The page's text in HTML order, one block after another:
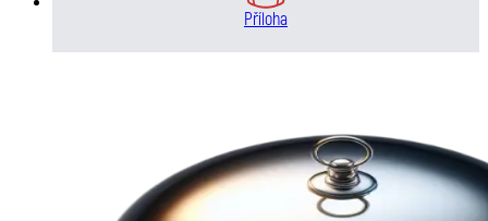
Příloha